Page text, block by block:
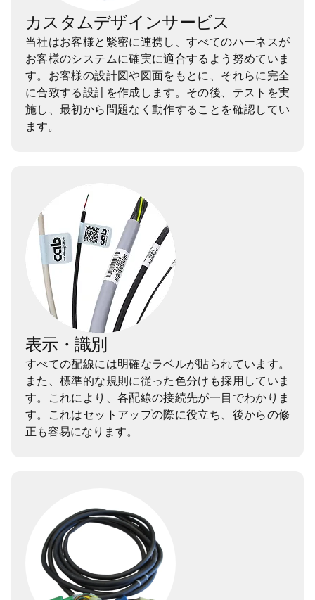
カスタムデザインサービス
当社はお客様と緊密に連携し、すべてのハーネスが
お客様のシステムに確実に適合するよう努めていま
す。お客様の設計図や図面をもとに、それらに完全
に合致する設計を作成します。その後、テストを実
施し、最初から問題なく動作することを確認してい
ます。
表示・識別
すべての配線には明確なラベルが貼られています。
また、標準的な規則に従った色分けも採用していま
す。これにより、各配線の接続先が一目でわかりま
す。これはセットアップの際に役立ち、後からの修
正も容易になります。